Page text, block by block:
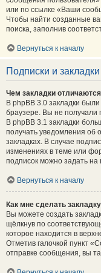
или по ссылке «Ваши
Чтобы найти созданные
поиска, заполнив
Вернуться к началу
Подписки и закладки
Чем закладки
В phpBB 3.0 закладки
браузере. Вы не
В phpBB 3.1 закладки
получать уведомления об
закладках. В случае
изменениях в теме или
подписок можно задать на
Вернуться к началу
Как мне сделать
Вы можете создать
щёлкнув по
которое находится в
Отметив галочкой пункт
отправке сообщения, вы